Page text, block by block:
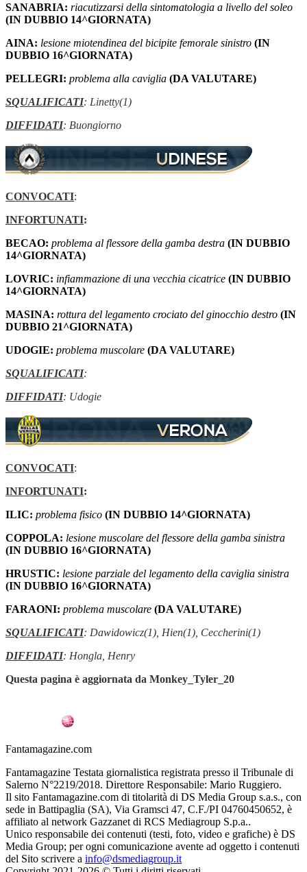
SANABRIA: riacutizzarsi della sintomatologia a livello del soleo
(IN DUBBIO 14^GIORNATA)
AINA: lesione miotendinea del bicipite femorale sinistro (IN
DUBBIO 16^GIORNATA)
PELLEGRI: problema alla caviglia (DA VALUTARE)
SQUALIFICATI: Linetty(1)
DIFFIDATI: Buongiorno
CONVOCATI:
INFORTUNATI:
BECAO: problema al flessore della gamba destra (IN DUBBIO
14^GIORNATA)
LOVRIC: infiammazione di una vecchia cicatrice (IN DUBBIO
14^GIORNATA)
MASINA: rottura del legamento crociato del ginocchio destro (IN
DUBBIO 21^GIORNATA)
UDOGIE: problema muscolare (DA VALUTARE)
SQUALIFICATI:
DIFFIDATI: Udogie
CONVOCATI:
INFORTUNATI:
ILIC: problema fisico (IN DUBBIO 14^GIORNATA)
COPPOLA: lesione muscolare del flessore della gamba sinistra
(IN DUBBIO 16^GIORNATA)
HRUSTIC: lesione parziale del legamento della caviglia sinistra
(IN DUBBIO 16^GIORNATA)
FARAONI: problema muscolare (DA VALUTARE)
SQUALIFICATI: Dawidowicz(1), Hien(1), Ceccherini(1)
DIFFIDATI: Hongla, Henry
Questa pagina è aggiornata da Monkey_Tyler_20
Fantamagazine.com
Fantamagazine Testata giornalistica registrata presso il Tribunale di
Salerno N°2219/2018. Direttore Responsabile: Mario Ruggiero.
Il sito Fantamagazine.com di titolarità di DS Media Group s.a.s., con
sede in Battipaglia (SA), Via Gramsci 47, C.F./PI 04760450652, è
affiliato al network Gazzanet di RCS Mediagroup S.p.a..
Unico responsabile dei contenuti (testi, foto, video e grafiche) è DS
Media Group; per ogni comunicazione avente ad oggetto i contenuti
del Sito scrivere a info@dsmediagroup.it